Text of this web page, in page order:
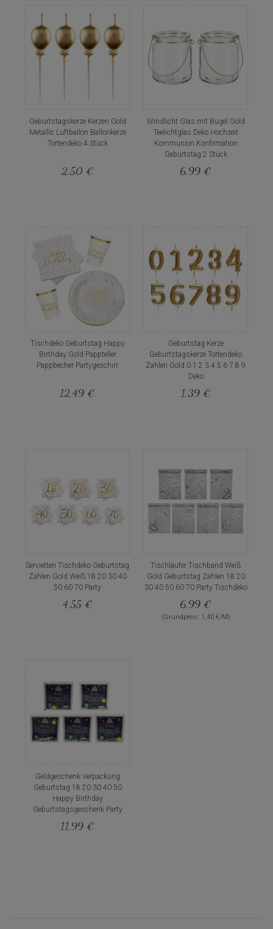
Geburtstagskerze Kerzen Gold
Metallic Luftballon Ballonkerze
Tortendeko 4 Stück
2,50 €
Windlicht Glas mit Bügel Gold
Teelichtglas Deko Hochzeit
Kommunion Konfirmation
Geburtstag 2 Stück
6,99 €
Tischdeko Geburtstag Happy
Birthday Gold Pappteller
Pappbecher Partygeschirr
12,49 €
Geburtstag Kerze
Geburtstagskerze Tortendeko
Zahlen Gold 0 1 2 3 4 5 6 7 8 9
Deko
1,39 €
Servietten Tischdeko Geburtstag
Zahlen Gold Weiß 18 20 30 40
50 60 70 Party
4,55 €
Tischläufer Tischband Weiß
Gold Geburtstag Zahlen 18 20
30 40 50 60 70 Party Tischdeko
6,99 €
(Grundpreis: 1,40 €/M)
Geldgeschenk Verpackung
Geburtstag 18 20 30 40 50
Happy Birthday
Geburtstagsgeschenk Party
11,99 €